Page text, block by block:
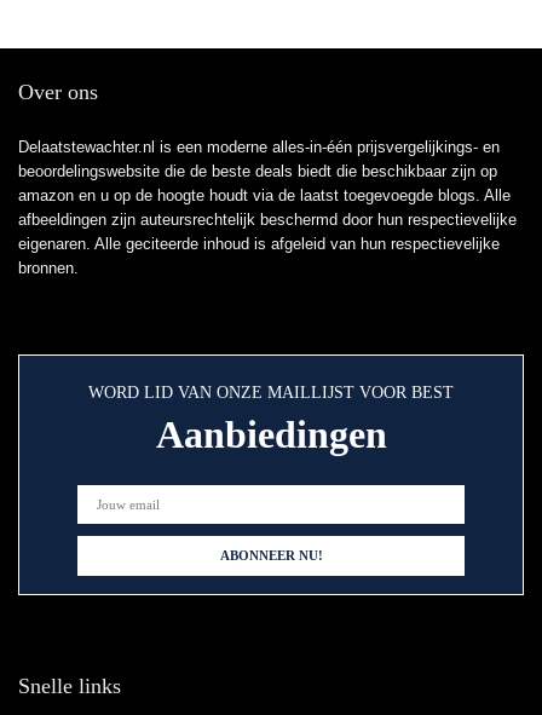
Over ons
Delaatstewachter.nl is een moderne alles-in-één prijsvergelijkings- en
beoordelingswebsite die de beste deals biedt die beschikbaar zijn op
amazon en u op de hoogte houdt via de laatst toegevoegde blogs. Alle
afbeeldingen zijn auteursrechtelijk beschermd door hun respectievelijke
eigenaren. Alle geciteerde inhoud is afgeleid van hun respectievelijke
bronnen.
WORD LID VAN ONZE MAILLIJST VOOR BEST
Aanbiedingen
Snelle links